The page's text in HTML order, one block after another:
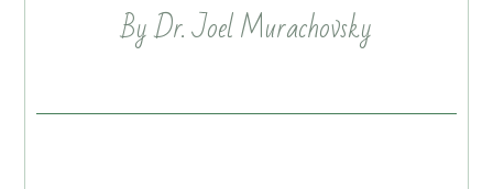
By Dr. Joel Murachovsky